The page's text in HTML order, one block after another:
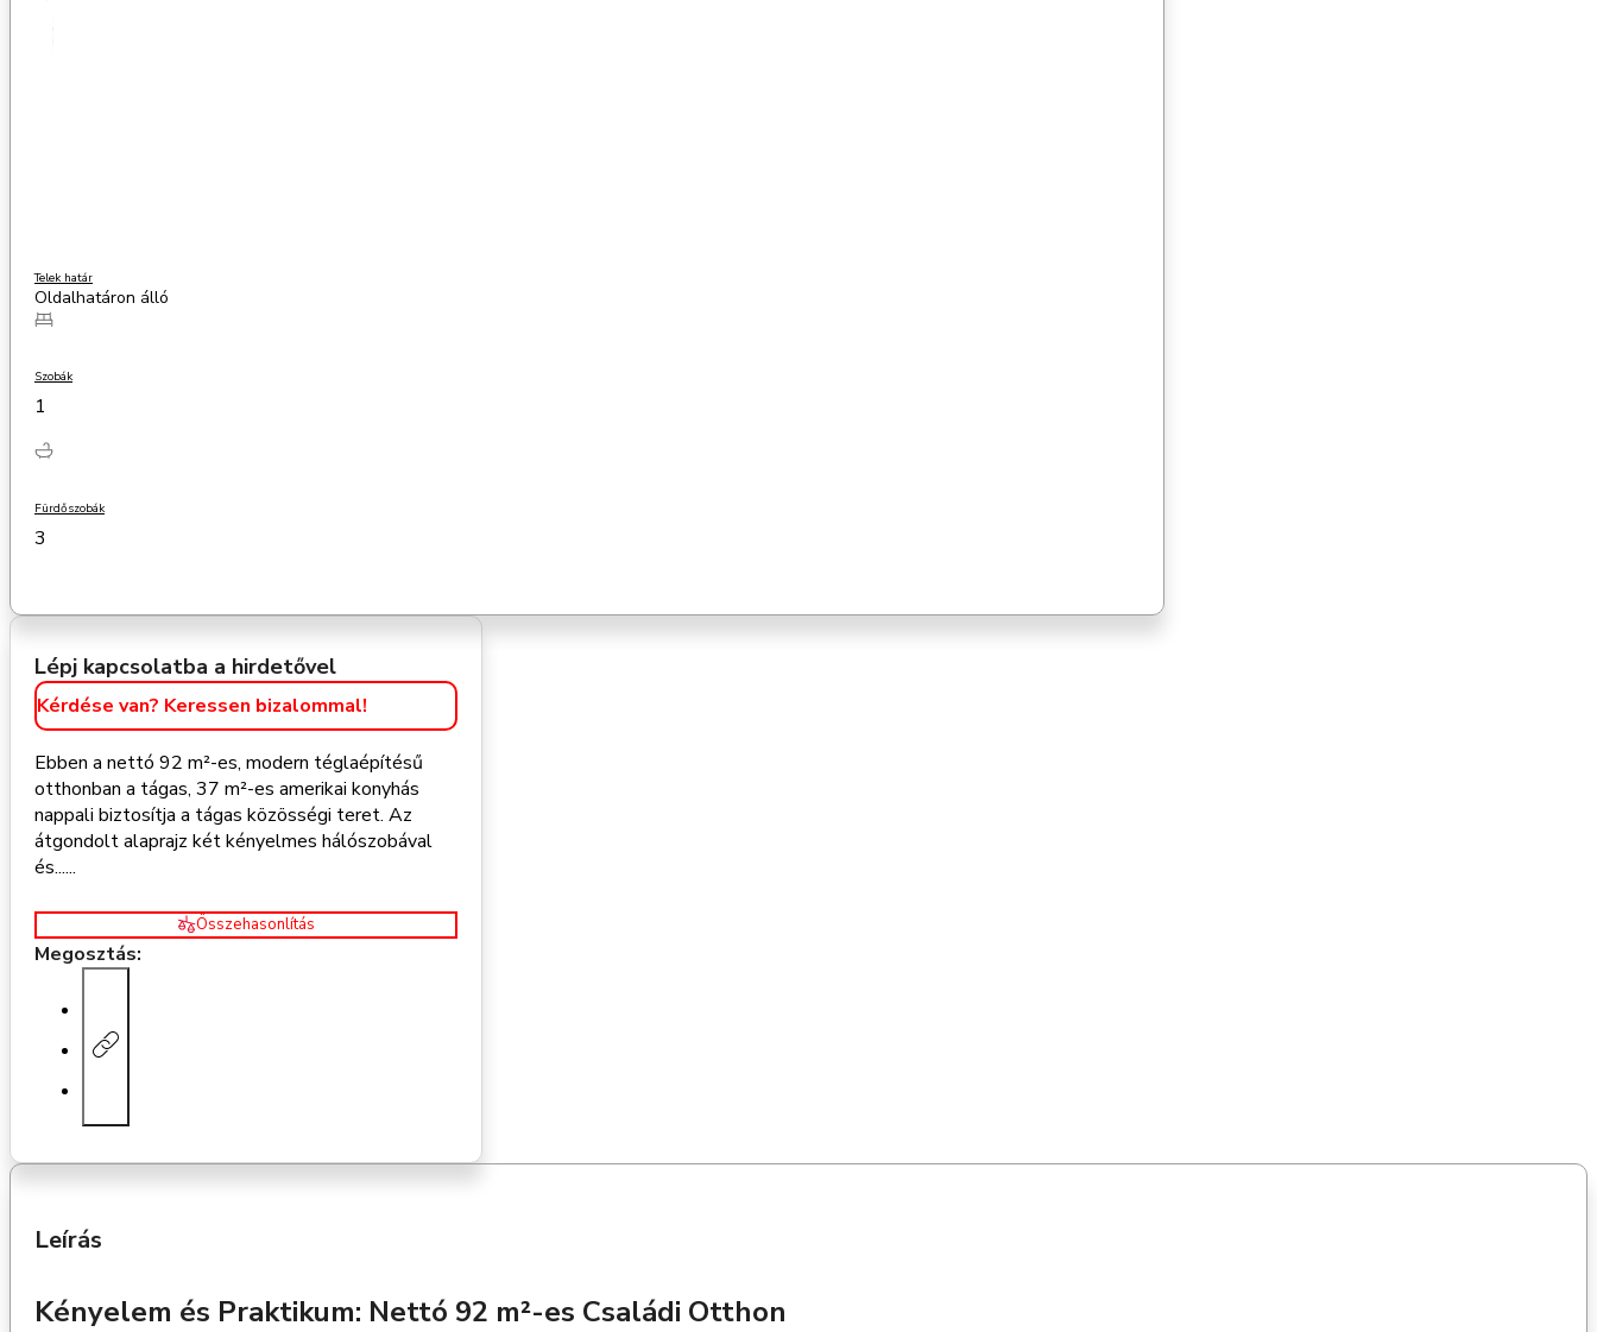
Telek határ
Oldalhatáron álló
Szobák
1
Fürdőszobák
3
Lépj kapcsolatba a hirdetővel
Kérdése van? Keressen bizalommal!
Ebben a nettó 92 m²-es, modern téglaépítésű
otthonban a tágas, 37 m²-es amerikai konyhás
nappali biztosítja a tágas közösségi teret. Az
átgondolt alaprajz két kényelmes hálószobával
és......
Összehasonlítás
Megosztás:
Leírás
Kényelem és Praktikum: Nettó 92 m²-es Családi Otthon